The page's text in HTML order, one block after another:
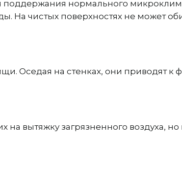
поддержания нормального
На чистых поверхностях не может
Оседая на стенках, они приводят к
вытяжку загрязненного воздуха,